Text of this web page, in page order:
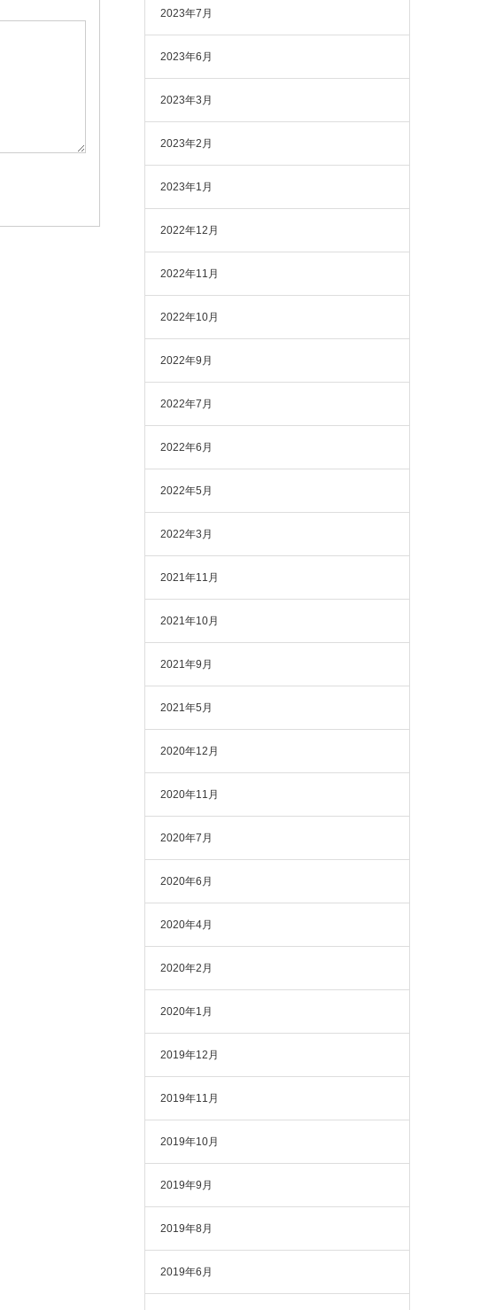
2023年7月
2023年6月
2023年3月
2023年2月
2023年1月
2022年12月
2022年11月
2022年10月
2022年9月
2022年7月
2022年6月
2022年5月
2022年3月
2021年11月
2021年10月
2021年9月
2021年5月
2020年12月
2020年11月
2020年7月
2020年6月
2020年4月
2020年2月
2020年1月
2019年12月
2019年11月
2019年10月
2019年9月
2019年8月
2019年6月